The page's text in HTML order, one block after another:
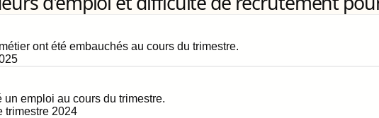
ont été embauchés au cours du trimestre.
emploi au cours du trimestre.
trimestre 2024